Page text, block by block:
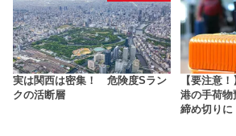
実は関西は密集！ 危険度Sラン
クの活断層
【要注意
港の手荷物
締め切りに